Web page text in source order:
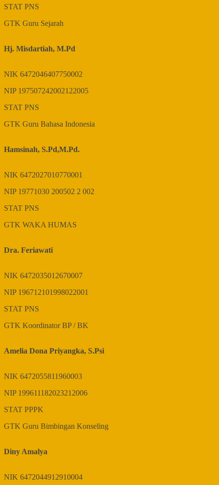
STAT PNS
GTK Guru Sejarah
Hj. Misdartiah, M.Pd
NIK 6472046407750002
NIP 197507242002122005
STAT PNS
GTK Guru Bahasa Indonesia
Hamsinah, S.Pd,M.Pd.
NIK 6472027010770001
NIP 19771030 200502 2 002
STAT PNS
GTK WAKA HUMAS
Dra. Feriawati
NIK 6472035012670007
NIP 196712101998022001
STAT PNS
GTK Koordinator BP / BK
Amelia Dona Priyangka, S.Psi
NIK 6472055811960003
NIP 199611182023212006
STAT PPPK
GTK Guru Bimbingan Konseling
Diny Amalya
NIK 6472044912910004